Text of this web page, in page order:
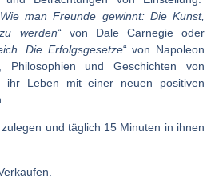
Wie man Freunde gewinnt: Die Kunst,
werden“ von Dale Carnegie oder
Die Erfolgsgesetze“ von Napoleon
Philosophien und Geschichten von
ihr Leben mit einer neuen positiven
und täglich 15 Minuten in ihnen